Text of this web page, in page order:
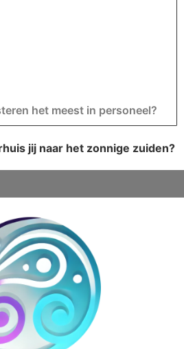
het meest in personeel?
jij naar het zonnige zuiden?